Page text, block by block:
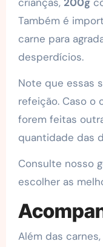
Também é
carne para
desperdícios.
Note que essas
refeição. Caso o
forem feitas
quantidade das
Consulte nosso
escolher as
Além das